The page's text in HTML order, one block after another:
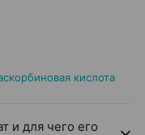
кислота
и для чего его